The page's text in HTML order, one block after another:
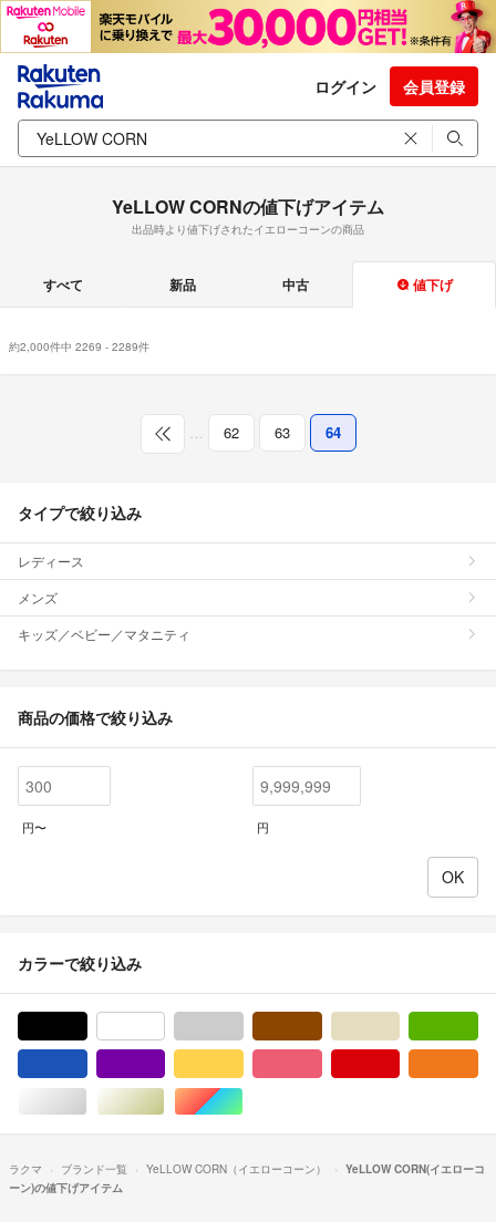
ログイン 会員登録
YeLLOW CORNの値下げアイテム
出品時より値下げされたイエローコーンの商品
すべて 新品 中古 値下げ
約2,000件中 2269 - 2289件
62 63 64
タイプで絞り込み
レディース
メンズ
キッズ／ベビー／マタニティ
商品の価格で絞り込み
円〜 円
カラーで絞り込み
シルバー/銀色系ゴールド/金色系マルチカラー
ラクマ ブランド一覧 YeLLOW CORN（イエローコーン）
YeLLOW CORN(イエローコ
ーン)の値下げアイテム